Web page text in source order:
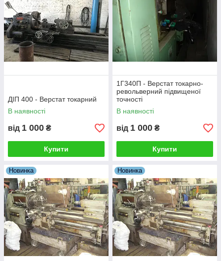
ДІП 400 - Верстат токарний
В наявності
від 1 000 ₴
Купити
1Г340П - Верстат токарно-
револьверний підвищеної
точності
В наявності
від 1 000 ₴
Купити
Новинка Новинка